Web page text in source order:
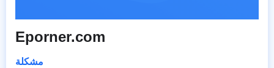
Eporner.com
مشكلة